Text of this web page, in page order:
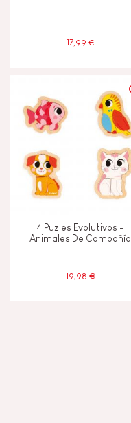
17,99 €
4 Puzles Evolutivos -
Animales De Compañía
19,98 €